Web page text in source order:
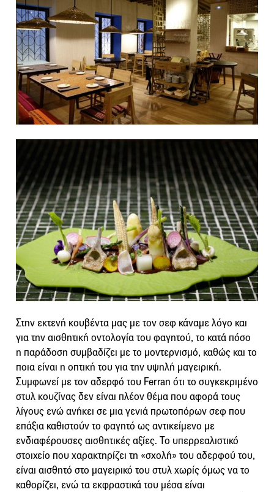
Στην εκτενή κουβέντα μας με τον σεφ κάναμε λόγο και
για την αισθητική οντολογία του φαγητού, το κατά πόσο
η παράδοση συμβαδίζει με το μοντερνισμό, καθώς και το
ποια είναι η οπτική του για την υψηλή μαγειρική.
Συμφωνεί με τον αδερφό του Ferran ότι το συγκεκριμένο
στυλ κουζίνας δεν είναι πλέον θέμα που αφορά τους
λίγους ενώ ανήκει σε μια γενιά πρωτοπόρων σεφ που
επάξια καθιστούν το φαγητό ως αντικείμενο με
ενδιαφέρουσες αισθητικές αξίες. Το υπερρεαλιστικό
στοιχείο που χαρακτηρίζει τη «σχολή» του αδερφού του,
είναι αισθητό στο μαγειρικό του στυλ χωρίς όμως να το
καθορίζει, ενώ τα εκφραστικά του μέσα είναι